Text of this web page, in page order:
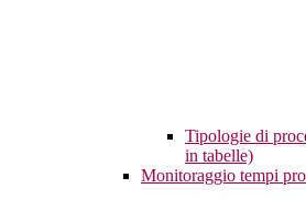
Tipologie di
in tabelle)
Monitoraggio tempi